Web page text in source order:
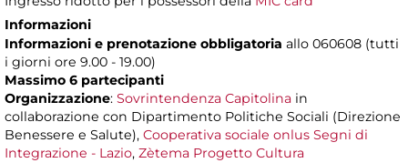
Informazioni
Informazioni e prenotazione obbligatoria allo 060608 (tutti
i giorni ore 9.00 - 19.00)
Massimo 6 partecipanti
Organizzazione: Sovrintendenza Capitolina in
collaborazione con Dipartimento Politiche Sociali (Direzione
Benessere e Salute), Cooperativa sociale onlus Segni di
Integrazione - Lazio, Zètema Progetto Cultura